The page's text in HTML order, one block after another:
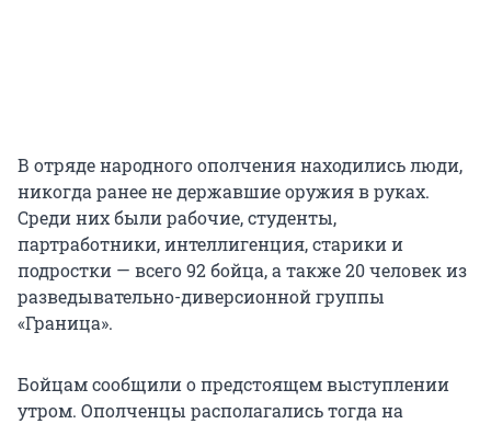
В отряде народного ополчения находились люди,
никогда ранее не державшие оружия в руках.
Среди них были рабочие, студенты,
партработники, интеллигенция, старики и
подростки — всего 92 бойца, а также 20 человек из
разведывательно-диверсионной группы
«Граница».
Бойцам сообщили о предстоящем выступлении
утром. Ополченцы располагались тогда на